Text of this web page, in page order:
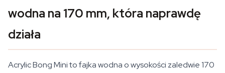
wodna na 170 mm, która naprawdę
działa
Acrylic Bong Mini to fajka wodna o wysokości zaledwie 170